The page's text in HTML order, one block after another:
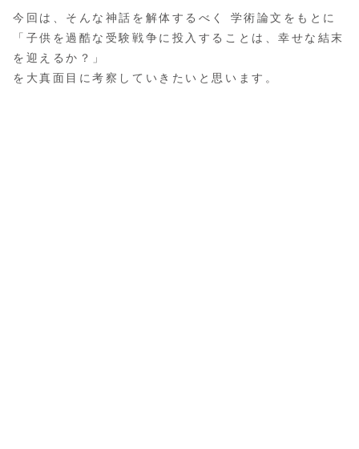
今回は、そんな神話を解体するべく 学術論文をもとに
「子供を過酷な受験戦争に投入することは、幸せな結末
を迎えるか？」
を大真面目に考察していきたいと思います。